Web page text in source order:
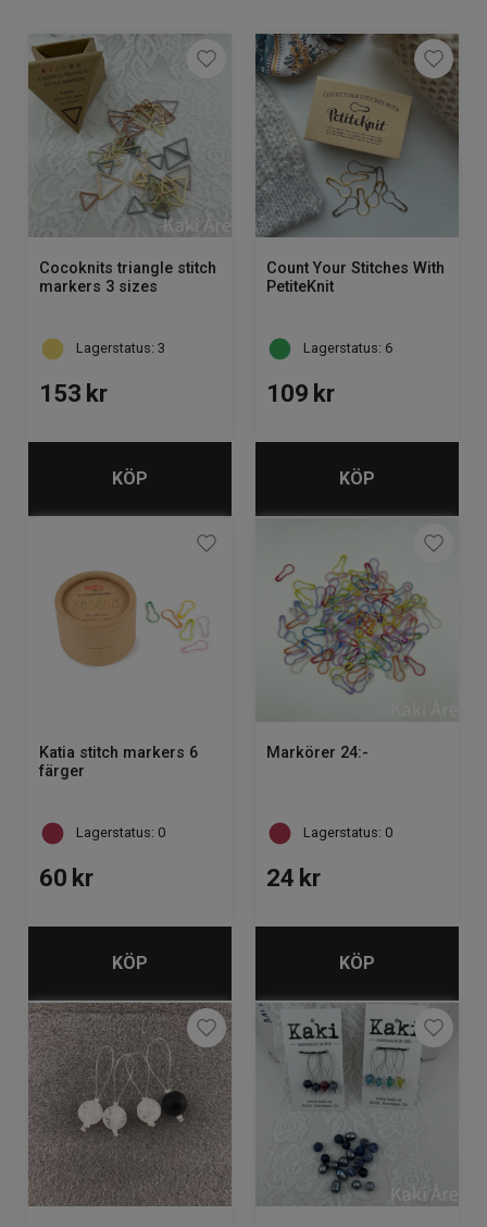
Cocoknits triangle stitch
markers 3 sizes
Lagerstatus: 3
153 kr
KÖP
Count Your Stitches With
PetiteKnit
Lagerstatus: 6
109 kr
KÖP
Katia stitch markers 6
färger
Lagerstatus: 0
60 kr
KÖP
Markörer 24:-
Lagerstatus: 0
24 kr
KÖP